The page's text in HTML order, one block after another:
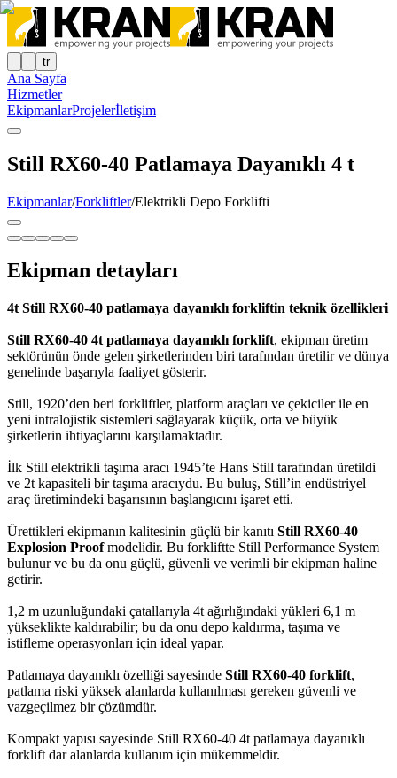
tr
Ana Sayfa
Hizmetler
EkipmanlarProjelerİletişim
Still RX60-40 Patlamaya Dayanıklı 4 t
Ekipmanlar/Forkliftler/Elektrikli Depo Forklifti
Ekipman detayları
4t Still RX60-40 patlamaya dayanıklı forkliftin teknik özellikleri
Still RX60-40 4t patlamaya dayanıklı forklift, ekipman üretim
sektörünün önde gelen şirketlerinden biri tarafından üretilir ve dünya
genelinde başarıyla faaliyet gösterir.
Still, 1920’den beri forkliftler, platform araçları ve çekiciler ile en
yeni intralojistik sistemleri sağlayarak küçük, orta ve büyük
şirketlerin ihtiyaçlarını karşılamaktadır.
İlk Still elektrikli taşıma aracı 1945’te Hans Still tarafından üretildi
ve 2t kapasiteli bir taşıma aracıydu. Bu buluş, Still’in endüstriyel
araç üretimindeki başarısının başlangıcını işaret etti.
Ürettikleri ekipmanın kalitesinin güçlü bir kanıtı Still RX60-40
Explosion Proofmodelidir. Bu forkliftte Still Performance System
bulunur ve bu da onu güçlü, güvenli ve verimli bir ekipman haline
getirir.
1,2 m uzunluğundaki çatallarıyla 4t ağırlığındaki yükleri 6,1 m
yükseklikte kaldırabilir; bu da onu depo kaldırma, taşıma ve
istifleme operasyonları için ideal yapar.
Patlamaya dayanıklı özelliği sayesinde Still RX60-40 forklift,
patlama riski yüksek alanlarda kullanılması gereken güvenli ve
vazgeçilmez bir çözümdür.
Kompakt yapısı sayesinde Still RX60-40 4t patlamaya dayanıklı
forklift dar alanlarda kullanım için mükemmeldir.